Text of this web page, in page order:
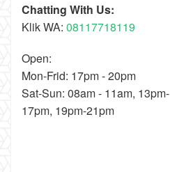
Chatting With Us:
Klik WA: 08117718119
Open:
Mon-Frid: 17pm - 20pm
Sat-Sun: 08am - 11am, 13pm-
17pm, 19pm-21pm